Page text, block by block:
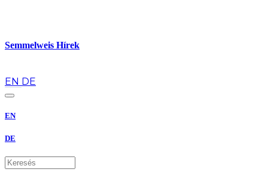
Semmelweis Hírek
EN DE
EN
DE